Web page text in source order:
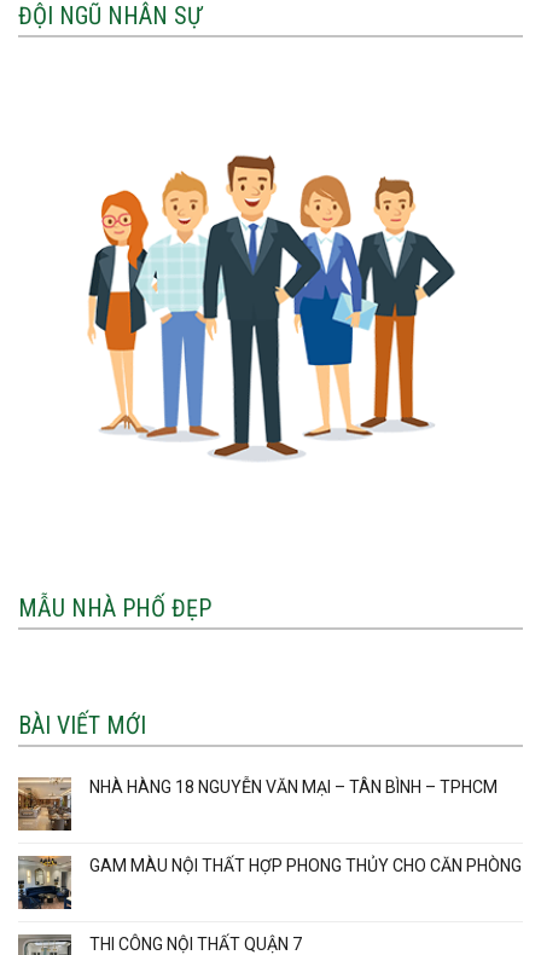
ĐỘI NGŨ NHÂN SỰ
MẪU NHÀ PHỐ ĐẸP
BÀI VIẾT MỚI
NHÀ HÀNG 18 NGUYỄN VĂN MẠI – TÂN BÌNH – TPHCM
GAM MÀU NỘI THẤT HỢP PHONG THỦY CHO CĂN PHÒNG
THI CÔNG NỘI THẤT QUẬN 7